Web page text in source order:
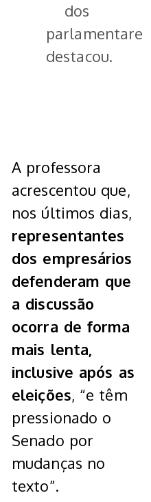
dos
parlamentares”,
destacou.
A professora
acrescentou que,
nos últimos dias,
representantes
dos empresários
defenderam que
a discussão
ocorra de forma
mais lenta,
inclusive após as
eleições, “e têm
pressionado o
Senado por
mudanças no
texto”.